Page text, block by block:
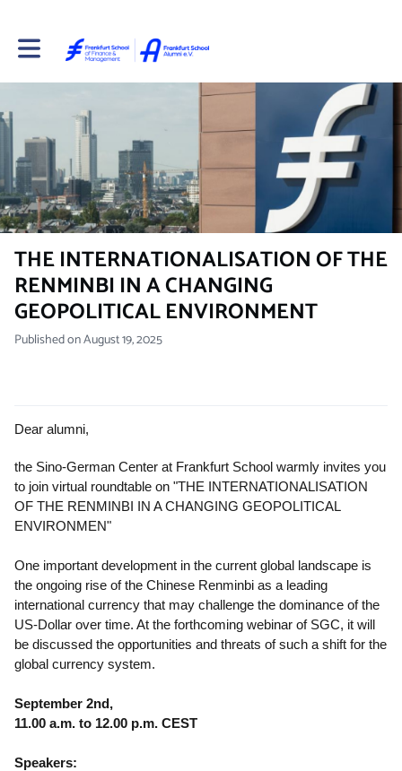
Toggle main navigation
THE INTERNATIONALISATION OF THE
RENMINBI IN A CHANGING
GEOPOLITICAL ENVIRONMENT
Published on August 19, 2025
Dear alumni,
the Sino-German Center at Frankfurt School warmly invites you
to join virtual roundtable on "THE INTERNATIONALISATION
OF THE RENMINBI IN A CHANGING GEOPOLITICAL
ENVIRONMEN"
One important development in the current global landscape is
the ongoing rise of the Chinese Renminbi as a leading
international currency that may challenge the dominance of the
US-Dollar over time. At the forthcoming webinar of SGC, it will
be discussed the opportunities and threats of such a shift for the
global currency system.
September 2nd,
11.00 a.m. to 12.00 p.m. CEST
Speakers: